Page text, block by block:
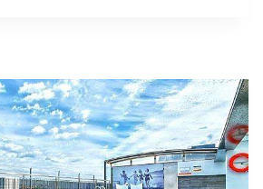
MUNICIPALITÉ
À
CÔTÉ
DE
SALOU